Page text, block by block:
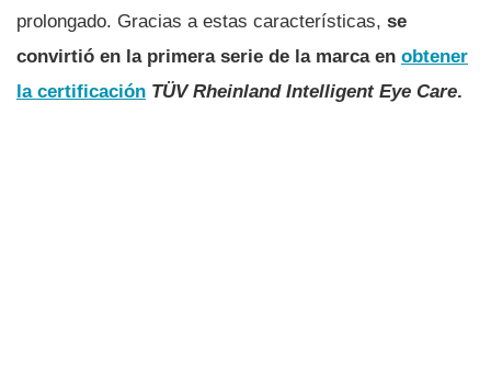
prolongado. Gracias a estas características, se
convirtió en la primera serie de la marca en obtener
la certificación TÜV Rheinland Intelligent Eye Care.